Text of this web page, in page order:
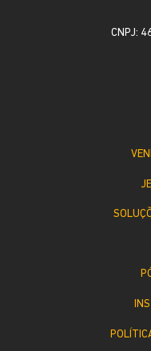
CNPJ: